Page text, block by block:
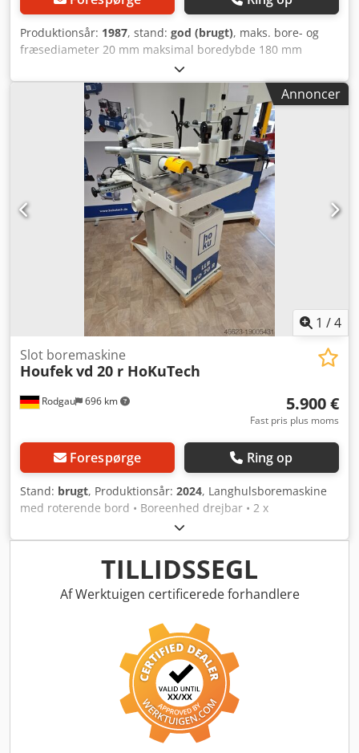
Produktionsår: 1987, stand: god (brugt), maks. bore- og
fræsediameter 20 mm maksimal boredybde 180 mm
maksimal borelængde 180 mm bordets dimensioner (L/B)
280 / 600 mm maksimal afstand fra bordfladen til
spindlens akse 130 mm Dksdpfx Asiduhzef Ajr
spindelhastighed 2800 omdr./min. motoreffekt 2,2 kW
luftbehov for spånsug 300-350 m³/t lufthastighed i
udsugningsanlægget 19-22 m/s tilslutningsdiameter af
udsugningsstuds 80 mm mål (L/B/H) 1240 / 800 / 1350 mm
Annoncer
1 /4
Rodgau 696 km
Slot boremaskine
Houfekvd 20 r HoKuTech
5.900 €
Fast pris plus moms
Forespørge Ring op
Stand: brugt, Produktionsår: 2024, Langhulsboremaskine
med roterende bord • Boreenhed drejbar • 2 x
excenterspændere • Højdeindikator • Mekanisk
dyvelindsats (16-22-25-32 mm hulafstand) • 2 hastigheder:
1440 / 2880 o/min • Motoreffekt 1,5 kW 1.1 Arbejdsbord
mm 800x400 1.2 Motor kW 1,5 1.3 Spindelomdrejningstal
o/min 2880 1.4 Maks. langhulshøjde over bord mm 160 1.5
mm 245 1.7 Spindelslag mm 160 1.8 Spændediameter for
værktøj mm 0-20 1.9 Maks. værktøjslængde mm 175 1.10
Spændexcenter stk. 1 1.11 Længdetiltning af bord ° 1.12
Spindeldrejning ° 1.13 Bordrotation ° +/- 45° 1.14
Maskindimensioner mm 1500x1100x950 1.15 Maskinvægt
kg 345 P 41 55 Udsugningsstuds 1 P 41 25 2.
spændexcenter 1 P 41 20 Mekanisk dyvelboreenhed 1 P41
07 2-hastighedsmotor 1,5/1,9 kW 1440/2880 o/min P41 34
TILLIDSSEGL
Af Werktuigen certificerede forhandlere